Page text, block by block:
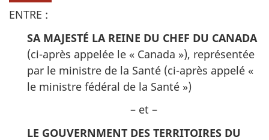
ENTRE :
SA MAJESTÉ LA REINE DU CHEF DU CANADA
(ci-après appelée le « Canada »), représentée
par le ministre de la Santé (ci-après appelé «
le ministre fédéral de la Santé »)
– et –
LE GOUVERNMENT DES TERRITOIRES DU